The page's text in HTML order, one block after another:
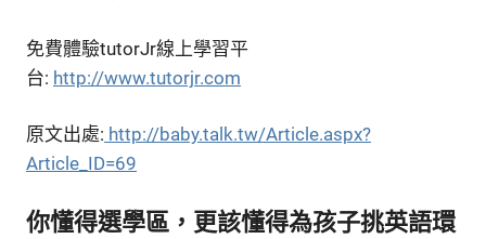
免費體驗tutorJr線上學習平
台: http://www.tutorjr.com
原文出處: http://baby.talk.tw/Article.aspx?
Article_ID=69
你懂得選學區，更該懂得為孩子挑英語環